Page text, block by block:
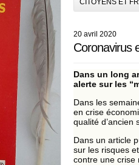
CITOYENS ET
20 avril 2020
Coronavirus
Dans un long
alerte sur les
Dans les
en crise
qualité
Dans un article
sur les risques
contre une crise